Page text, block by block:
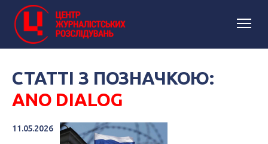
СТАТТІ З ПОЗНАЧКОЮ:
ANO DIALOG
11.05.2026